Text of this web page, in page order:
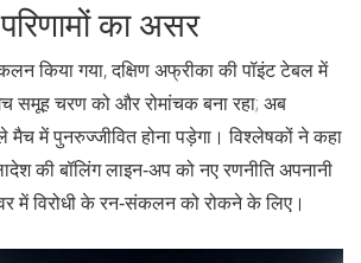
का असर
किया गया, दक्षिण अफ्रीका की पॉइंट टेबल में
समूह चरण को और रोमांचक बना रहा; अब
में पुनरुज्जीवित होना पड़ेगा। विश्लेषकों ने कहा
की बॉलिंग लाइन‑अप को नए रणनीति अपनानी
में विरोधी के रन‑संकलन को रोकने के लिए।